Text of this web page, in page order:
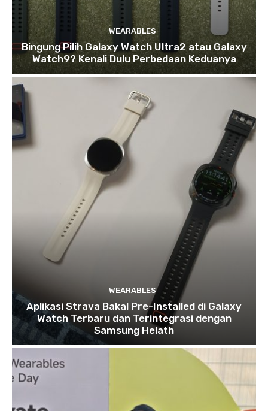
WEARABLES
Bingung Pilih Galaxy Watch Ultra2 atau Galaxy
Watch9? Kenali Dulu Perbedaan Keduanya
WEARABLES
Aplikasi Strava Bakal Pre-Installed di Galaxy
Watch Terbaru dan Terintegrasi dengan
Samsung Helath